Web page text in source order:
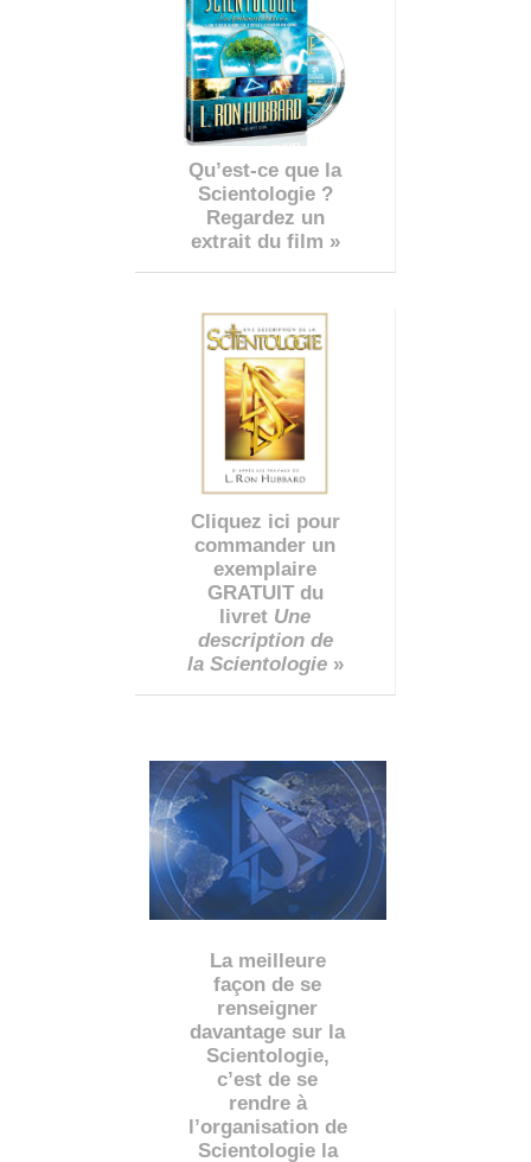
Qu’est-ce que la
Scientologie ?
Regardez un
extrait du film »
Cliquez ici pour
commander un
exemplaire
GRATUIT du
livret Une
description de
la Scientologie»
La meilleure
façon de se
renseigner
davantage sur la
Scientologie,
c’est de se
rendre à
l’organisation de
Scientologie la